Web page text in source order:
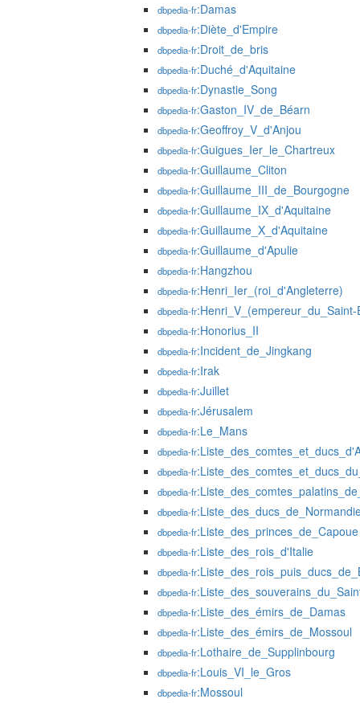
dbpedia-fr:Damas
dbpedia-fr:Diète_d'Empire
dbpedia-fr:Droit_de_bris
dbpedia-fr:Duché_d'Aquitaine
dbpedia-fr:Dynastie_Song
dbpedia-fr:Gaston_IV_de_Béarn
dbpedia-fr:Geoffroy_V_d'Anjou
dbpedia-fr:Guigues_Ier_le_Chartreux
dbpedia-fr:Guillaume_Cliton
dbpedia-fr:Guillaume_III_de_Bourgogne
dbpedia-fr:Guillaume_IX_d'Aquitaine
dbpedia-fr:Guillaume_X_d'Aquitaine
dbpedia-fr:Guillaume_d'Apulie
dbpedia-fr:Hangzhou
dbpedia-fr:Henri_Ier_(roi_d'Angleterre)
dbpedia-fr
dbpedia-fr:Honorius_II
dbpedia-fr:Incident_de_Jingkang
dbpedia-fr:Irak
dbpedia-fr:Juillet
dbpedia-fr:Jérusalem
dbpedia-fr:Le_Mans
dbpedia-fr
dbpedia-fr
dbpedia-fr
dbpedia-fr
dbpedia-fr:Liste_des_princes_de_Capoue
dbpedia-fr:Liste_des_rois_d'Italie
dbpedia-fr
dbpedia-fr
dbpedia-fr:Liste_des_émirs_de_Damas
dbpedia-fr:Liste_des_émirs_de_Mossoul
dbpedia-fr:Lothaire_de_Supplinbourg
dbpedia-fr:Louis_VI_le_Gros
dbpedia-fr:Mossoul